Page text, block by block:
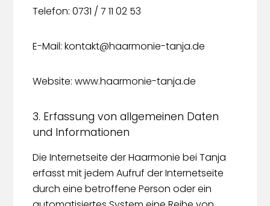
Telefon: 0731 / 7 11 02 53
E-Mail: kontakt@haarmonie-tanja.de
Website: www.haarmonie-tanja.de
3. Erfassung von allgemeinen Daten
und Informationen
Die Internetseite der Haarmonie bei Tanja
erfasst mit jedem Aufruf der Internetseite
durch eine betroffene Person oder ein